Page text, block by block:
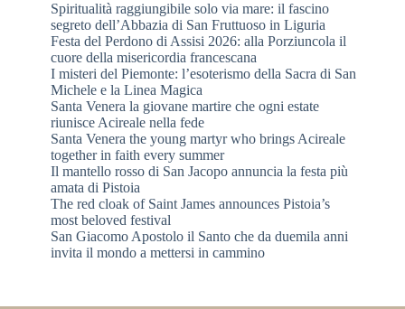
Spiritualità raggiungibile solo via mare: il fascino
segreto dell’Abbazia di San Fruttuoso in Liguria
Festa del Perdono di Assisi 2026: alla Porziuncola il
cuore della misericordia francescana
I misteri del Piemonte: l’esoterismo della Sacra di San
Michele e la Linea Magica
Santa Venera la giovane martire che ogni estate
riunisce Acireale nella fede
Santa Venera the young martyr who brings Acireale
together in faith every summer
Il mantello rosso di San Jacopo annuncia la festa più
amata di Pistoia
The red cloak of Saint James announces Pistoia’s
most beloved festival
San Giacomo Apostolo il Santo che da duemila anni
invita il mondo a mettersi in cammino